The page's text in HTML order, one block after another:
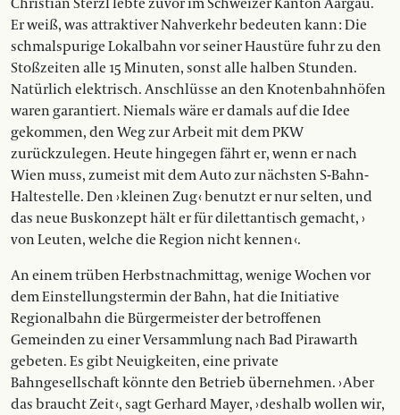
Christian Sterzl lebte zuvor im Schweizer Kanton Aargau.
Er weiß, was attraktiver Nahverkehr bedeuten kann : Die
schmalspurige Lokalbahn vor seiner Haustüre fuhr zu den
Stoßzeiten alle 15 Minuten, sonst alle halben Stunden.
Natürlich elektrisch. Anschlüsse an den Knotenbahnhöfen
waren garantiert. Niemals wäre er damals auf die Idee
gekommen, den Weg zur Arbeit mit dem PKW
zurückzulegen. Heute hingegen fährt er, wenn er nach
Wien muss, zumeist mit dem Auto zur nächsten S-Bahn-
Haltestelle. Den › kleinen Zug ‹ benutzt er nur selten, und
das neue Buskonzept hält er für dilettantisch gemacht, ›
von Leuten, welche die Region nicht kennen ‹.
An einem trüben Herbstnachmittag, wenige Wochen vor
dem Einstellungstermin der Bahn, hat die Initiative
Regionalbahn die Bürgermeister der betroffenen
Gemeinden zu einer Versammlung nach Bad Pirawarth
gebeten. Es gibt Neuigkeiten, eine private
Bahngesellschaft könnte den Betrieb übernehmen. › Aber
das braucht Zeit ‹, sagt Gerhard Mayer, › deshalb wollen wir,